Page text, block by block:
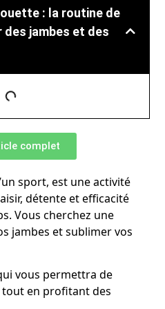
: la routine de
jambes et des
complet
sport, est une activité
détente et efficacité
Vous cherchez une
jambes et sublimer vos
vous permettra de
en profitant des